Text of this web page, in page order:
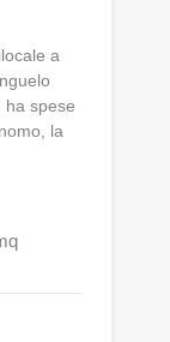
a
ha spese
la